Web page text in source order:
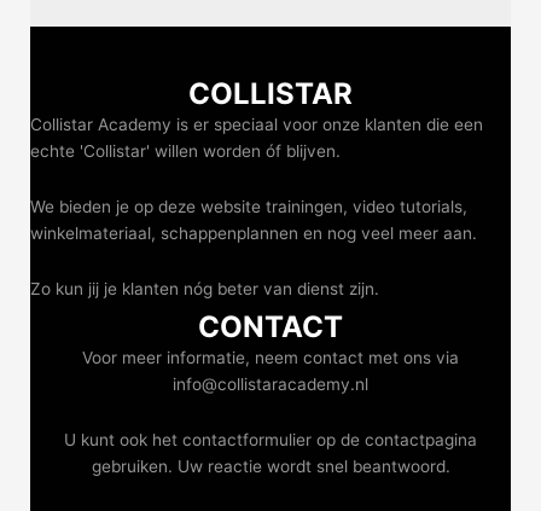
COLLISTAR
Collistar Academy is er speciaal voor onze klanten die een
echte 'Collistar' willen worden óf blijven.
We bieden je op deze website trainingen, video tutorials,
winkelmateriaal, schappenplannen en nog veel meer aan.
Zo kun jij je klanten nóg beter van dienst zijn.
CONTACT
Voor meer informatie, neem contact met ons via
info@collistaracademy.nl
U kunt ook het contactformulier op de contactpagina
gebruiken. Uw reactie wordt snel beantwoord.